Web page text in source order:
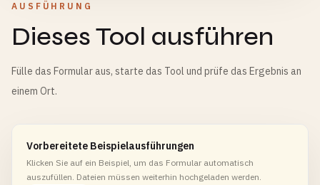
AUSFÜHRUNG
Dieses Tool ausführen
Fülle das Formular aus, starte das Tool und prüfe das Ergebnis an
einem Ort.
Vorbereitete Beispielausführungen
Klicken Sie auf ein Beispiel, um das Formular automatisch
auszufüllen. Dateien müssen weiterhin hochgeladen werden.